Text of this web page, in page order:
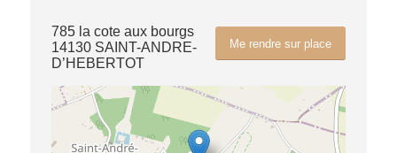
Me rendre sur place
785 la cote aux bourgs
14130 SAINT-ANDRE-
D’HEBERTOT